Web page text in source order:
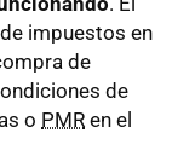
impuestos en
de
de
o PMR en el